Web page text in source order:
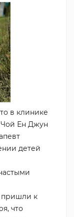
в клинике
Ен Джун
детей
к
что